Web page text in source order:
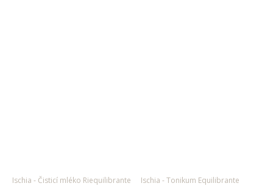
Ischia
Čisticí mléko Riequilibrante
Ischia
Tonikum Equilibrante